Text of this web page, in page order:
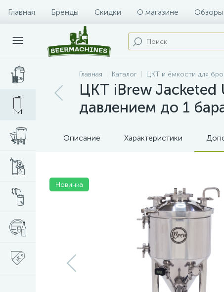
Главная Бренды Скидки О магазине Обзоры
Главная Каталог ЦКТ и ёмкости для
ЦКТ iBrew Jacketed
давлением до 1
Описание Характеристики
Новинка